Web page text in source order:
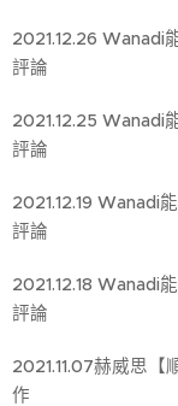
2021.12.26 Wanadi
評論
2021.12.25 Wanadi
評論
2021.12.19 Wanadi
評論
2021.12.18 Wanadi
評論
2021.11.07赫威思
作